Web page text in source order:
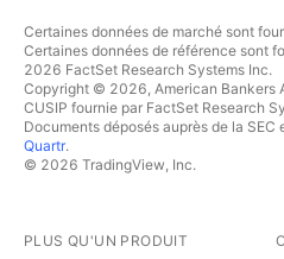
Certaines données de marché sont
Certaines données de référence sont
2026 FactSet Research Systems Inc.
Copyright © 2026, American Bankers
CUSIP fournie par FactSet Research
Documents déposés auprès de la
Quartr.
© 2026 TradingView, Inc.
PLUS QU'UN PRODUIT